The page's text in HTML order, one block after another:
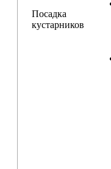
Посадка
кустарников